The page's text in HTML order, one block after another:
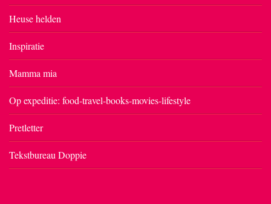
Heuse helden
Inspiratie
Mamma mia
Op expeditie: food-travel-books-movies-lifestyle
Pretletter
Tekstbureau Doppie